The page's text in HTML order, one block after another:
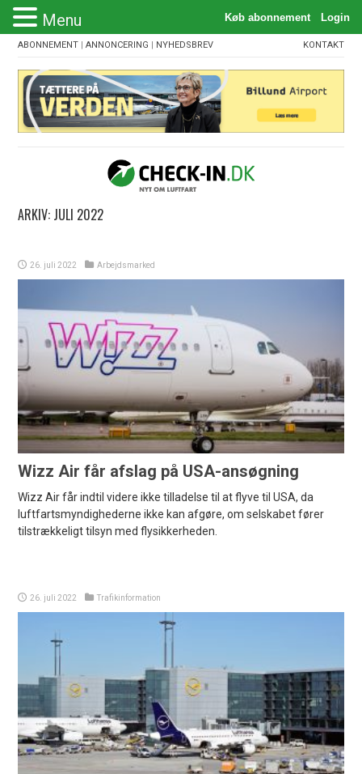
ABONNEMENT |ANNONCERING | NYHEDSBREV KONTAKT
ARKIV: JULI 2022
26. juli 2022 Arbejdsmarked
Wizz Air får afslag på USA-ansøgning
Wizz Air får indtil videre ikke tilladelse til at flyve til USA, da
luftfartsmyndighederne ikke kan afgøre, om selskabet fører
tilstrækkeligt tilsyn med flysikkerheden.
26. juli 2022 Trafikinformation
Menu